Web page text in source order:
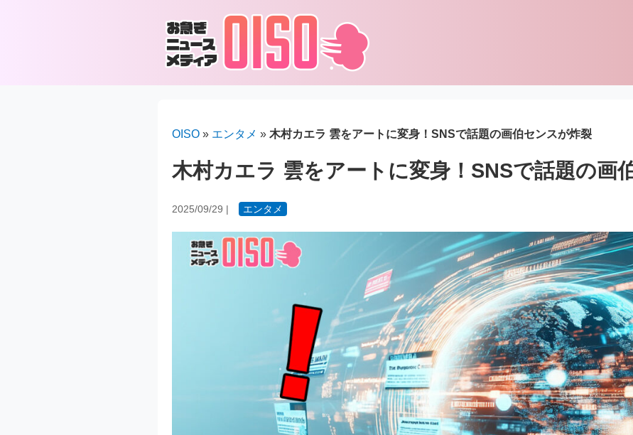
OISO » エンタメ » 木村カエラ 雲をアートに変身！SNSで話題の画伯センスが炸裂
木村カエラ 雲をアートに変身！SNSで話題の画
2025/09/29 | エンタメ